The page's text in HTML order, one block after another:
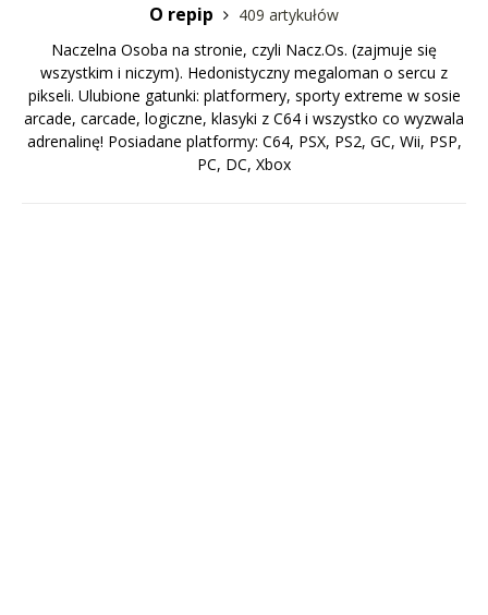
O repip
409 artykułów
Naczelna Osoba na stronie, czyli Nacz.Os. (zajmuje się
wszystkim i niczym). Hedonistyczny megaloman o sercu z
pikseli. Ulubione gatunki: platformery, sporty extreme w sosie
arcade, carcade, logiczne, klasyki z C64 i wszystko co wyzwala
adrenalinę! Posiadane platformy: C64, PSX, PS2, GC, Wii, PSP,
PC, DC, Xbox